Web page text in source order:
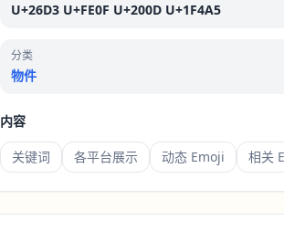
U+26D3 U+FE0F U+200D U+1F4A5
分类
物件
内容
关键词 各平台展示 动态 Emoji 相关